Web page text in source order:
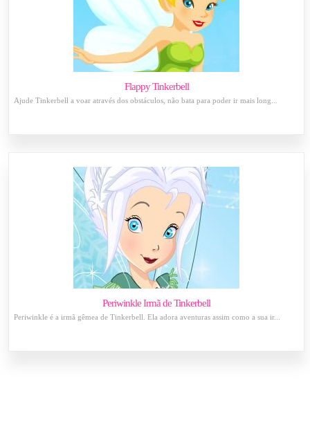
Flappy Tinkerbell
Ajude Tinkerbell a voar através dos obstáculos, não bata para poder ir mais long...
Periwinkle Irmã de Tinkerbell
Periwinkle é a irmã gêmea de Tinkerbell. Ela adora aventuras assim como a sua ir...